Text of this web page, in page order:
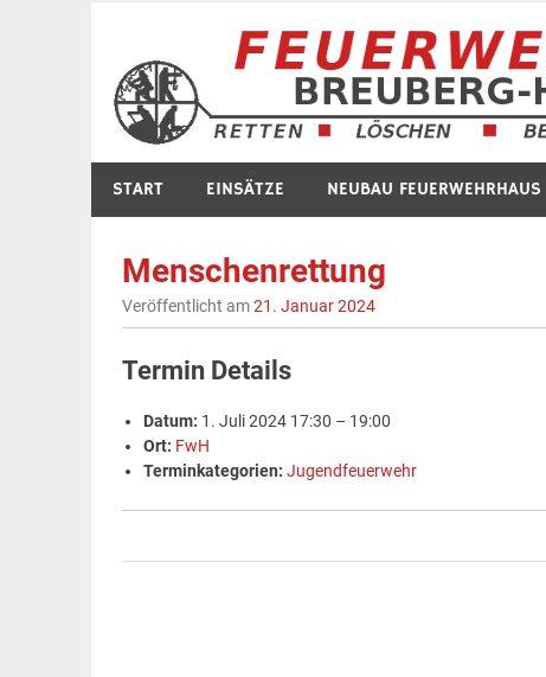
springen
START EINSÄTZE NEUBAU FEUERWEHRHAUS
Menschenrettung
Veröffentlicht am21. Januar 2024
Termin Details
Datum: 1. Juli 2024 17:30 – 19:00
Ort: FwH
Terminkategorien: Jugendfeuerwehr